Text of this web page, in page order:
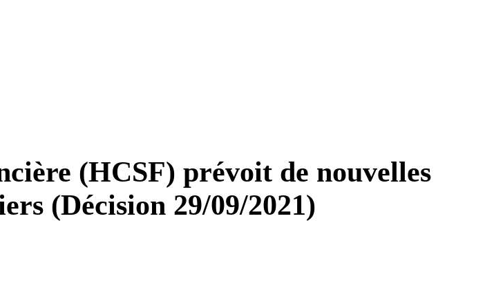
(HCSF) prévoit de nouvelles
(Décision 29/09/2021)